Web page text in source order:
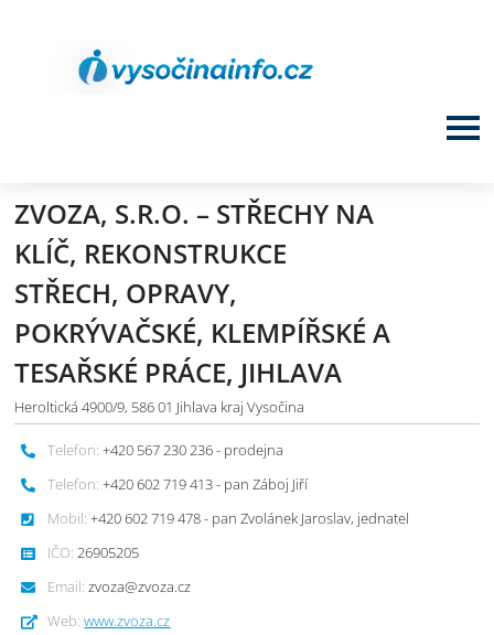
ZVOZA, S.R.O. – STŘECHY NA
KLÍČ, REKONSTRUKCE
STŘECH, OPRAVY,
POKRÝVAČSKÉ, KLEMPÍŘSKÉ A
TESAŘSKÉ PRÁCE, JIHLAVA
Heroltická 4900/9, 586 01 Jihlava kraj Vysočina
Telefon: +420 567 230 236 - prodejna
Telefon: +420 602 719 413 - pan Záboj Jiří
Mobil: +420 602 719 478 - pan Zvolánek Jaroslav, jednatel
IČO: 26905205
Email: zvoza@zvoza.cz
Web: www.zvoza.cz